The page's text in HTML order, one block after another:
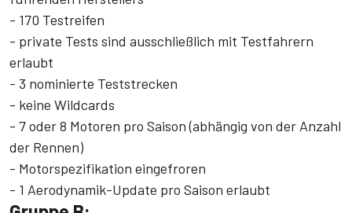
- 170 Testreifen
- private Tests sind ausschließlich mit Testfahrern
erlaubt
- 3 nominierte Teststrecken
- keine Wildcards
- 7 oder 8 Motoren pro Saison (abhängig von der Anzahl
der Rennen)
- Motorspezifikation eingefroren
- 1 Aerodynamik-Update pro Saison erlaubt